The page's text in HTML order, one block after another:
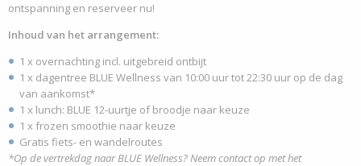
ontspanning en reserveer nu!
Inhoud van het arrangement:
1 x overnachting incl. uitgebreid ontbijt
1 x dagentree BLUE Wellness van 10:00 uur tot 22:30 uur op de dag
van aankomst*
1 x lunch: BLUE 12-uurtje of broodje naar keuze
1 x frozen smoothie naar keuze
Gratis fiets- en wandelroutes
*Op de vertrekdag naar BLUE Wellness? Neem contact op met het